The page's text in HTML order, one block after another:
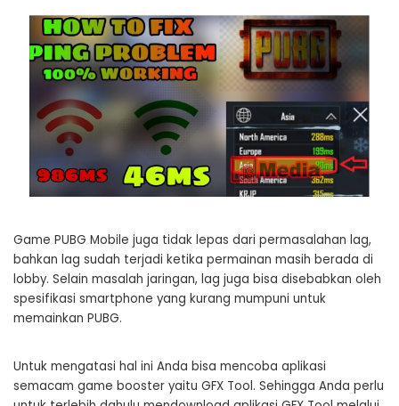
Game PUBG Mobile juga tidak lepas dari permasalahan lag,
bahkan lag sudah terjadi ketika permainan masih berada di
lobby. Selain masalah jaringan, lag juga bisa disebabkan oleh
spesifikasi smartphone yang kurang mumpuni untuk
memainkan PUBG.
Untuk mengatasi hal ini Anda bisa mencoba aplikasi
semacam game booster yaitu GFX Tool. Sehingga Anda perlu